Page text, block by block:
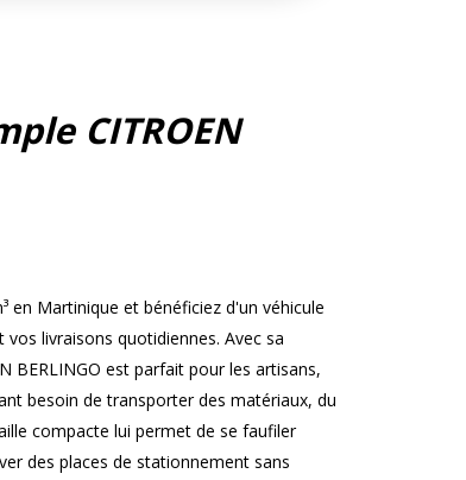
CITROEN
en Martinique et bénéficiez d'un véhicule
livraisons quotidiennes. Avec sa
BERLINGO est parfait pour les artisans,
besoin de transporter des matériaux, du
compacte lui permet de se faufiler
des places de stationnement sans